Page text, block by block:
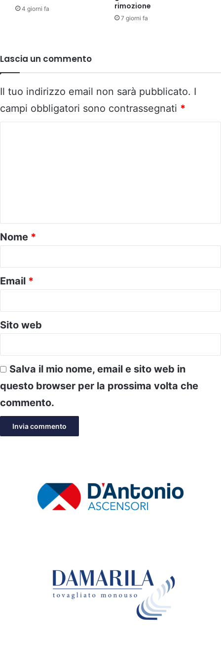
4 giorni fa
rimozione
7 giorni fa
Lascia un commento
Il tuo indirizzo email non sarà pubblicato. I
campi obbligatori sono contrassegnati *
o
*
Nome *
Email *
Sito web
Salva il mio nome, email e sito web in
questo browser per la prossima volta che
commento.